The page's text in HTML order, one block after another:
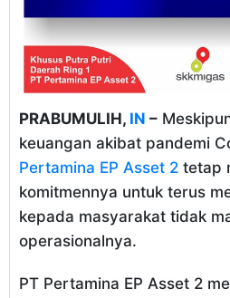
PRABUMULIH, IN –
keuangan akibat pandemi
Pertamina EP Asset 2 tetap
komitmennya untuk terus
kepada masyarakat tidak
operasionalnya.
PT Pertamina EP Asset 2